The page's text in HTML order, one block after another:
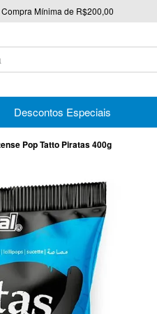
Compra Mínima de R$200,00
Descontos Especiais
Pop Tatto Piratas 400g